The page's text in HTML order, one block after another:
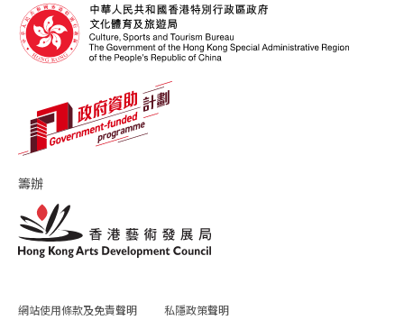
籌辦
網站使用條款及免責聲明 私隱政策聲明